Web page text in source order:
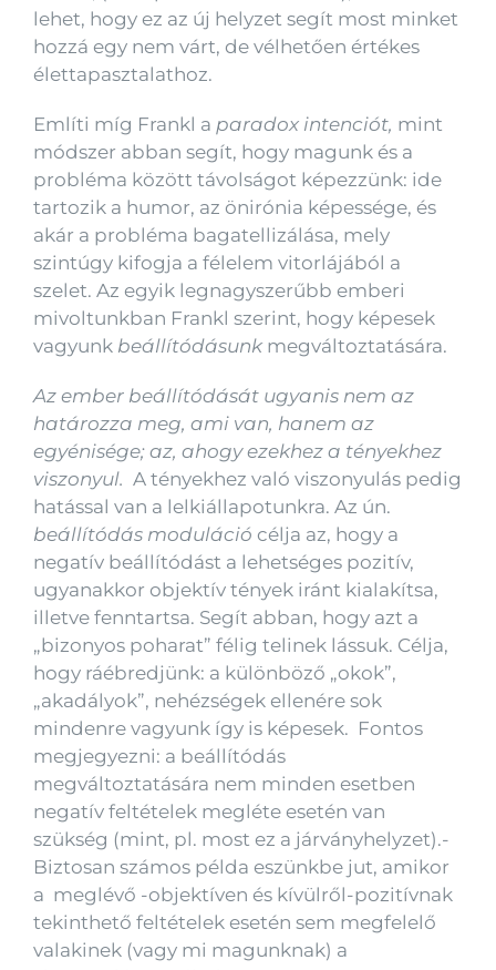
lehet, hogy ez az új helyzet segít most minket
hozzá egy nem várt, de vélhetően értékes
élettapasztalathoz.
Említi míg Frankl a paradox intenciót, mint
módszer abban segít, hogy magunk és a
probléma között távolságot képezzünk: ide
tartozik a humor, az önirónia képessége, és
akár a probléma bagatellizálása, mely
szintúgy kifogja a félelem vitorlájából a
szelet. Az egyik legnagyszerűbb emberi
mivoltunkban Frankl szerint, hogy képesek
vagyunk beállítódásunkmegváltoztatására.
Az ember beállítódását ugyanis nem az
határozza meg, ami van, hanem az
egyénisége; az, ahogy ezekhez a tényekhez
viszonyul. A tényekhez való viszonyulás pedig
hatással van a lelkiállapotunkra. Az ún.
beállítódás moduláció célja az, hogy a
negatív beállítódást a lehetséges pozitív,
ugyanakkor objektív tények iránt kialakítsa,
illetve fenntartsa. Segít abban, hogy azt a
„bizonyos poharat” félig telinek lássuk. Célja,
hogy ráébredjünk: a különböző „okok”,
„akadályok”, nehézségek ellenére sok
mindenre vagyunk így is képesek. Fontos
megjegyezni: a beállítódás
megváltoztatására nem minden esetben
negatív feltételek megléte esetén van
szükség (mint, pl. most ez a járványhelyzet).-
Biztosan számos példa eszünkbe jut, amikor
a meglévő -objektíven és kívülről-pozitívnak
tekinthető feltételek esetén sem megfelelő
valakinek (vagy mi magunknak) a